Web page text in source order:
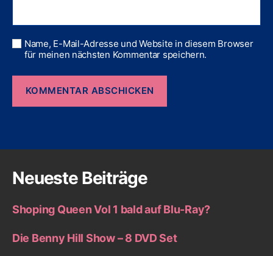
Name, E-Mail-Adresse und Website in diesem Browser
für meinen nächsten Kommentar speichern.
Neueste Beiträge
Shoping Queen Vol 1 bald auf Blu-Ray?
Die Benny Hill Show – 8 DVD Set